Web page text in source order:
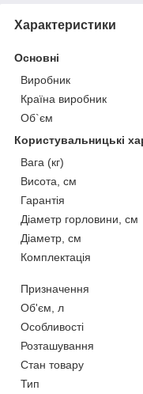
Характеристики
Основні
Виробник
Країна виробник
Об`єм
Користувальницькі
Вага (кг)
Висота, см
Гарантія
Діаметр горловини, см
Діаметр, см
Комплектація
Призначення
Об'єм, л
Особливості
Розташування
Стан товару
Тип